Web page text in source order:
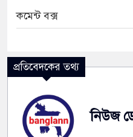
কমেন্ট বক্স
প্রতিবেদকের তথ্য
নিউজ